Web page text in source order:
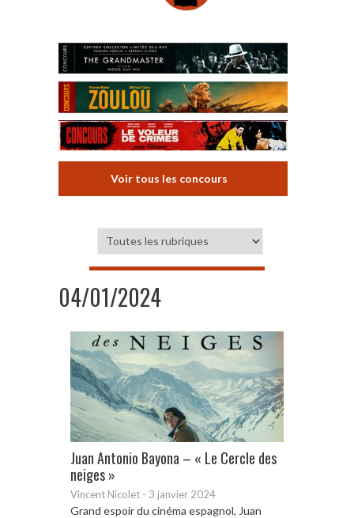
Voir tous les concours
04/01/2024
Juan Antonio Bayona – « Le Cercle des
neiges »
Vincent Nicolet - 3 janvier 2024
Grand espoir du cinéma espagnol, Juan